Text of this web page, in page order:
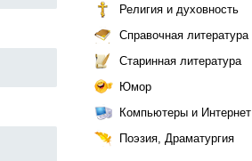
Религия и духовность
Справочная литература
Старинная литература
Юмор
Компьютеры и Интернет
Поэзия, Драматургия